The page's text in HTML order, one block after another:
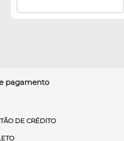
pagamento
DE CRÉDITO